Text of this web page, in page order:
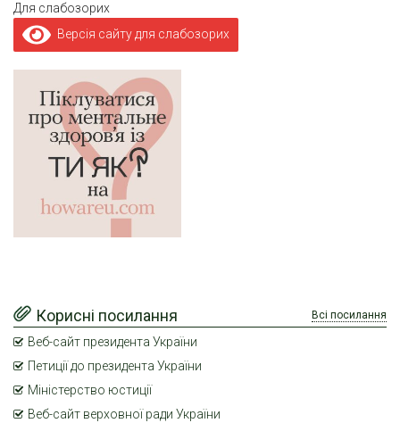
Для слабозорих
Версія сайту для слабозорих
Корисні посилання Всі посилання
Веб-сайт президента України
Петиції до президента України
Міністерство юстиції
Веб-сайт верховної ради України